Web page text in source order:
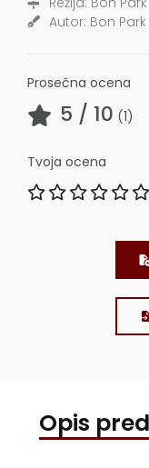
Autor: Bon Park
Prosečna ocena
5 / 10 (1)
Tvoja ocena
Opis